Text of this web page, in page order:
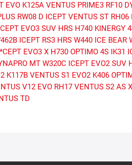
EVO K125A VENTUS PRIME3 RF10
RW08 D ICEPT VENTUS ST RH06
EVO3 SUV HRS H740 KINERGY
ICEPT RS3 HRS W440 ICE BEAR
EVO3 X H730 OPTIMO 4S IK31
MT W320C ICEPT EVO2 SUV
K117B VENTUS S1 EVO2 K406
V12 EVO RH17 VENTUS S2 AS X
TD